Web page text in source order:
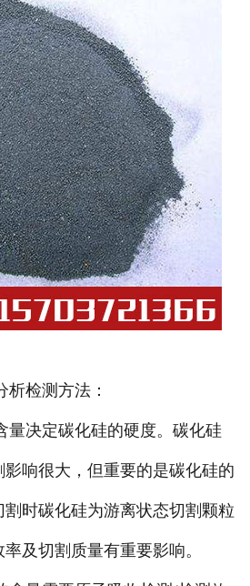
检测方法：
决定碳化硅的硬度。碳化硅
响很大，但重要的是碳化硅的
时碳化硅为游离状态切割颗粒
及切割质量有重要影响。